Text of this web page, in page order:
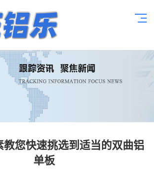
教您快速挑选到适当的双曲铝
单板